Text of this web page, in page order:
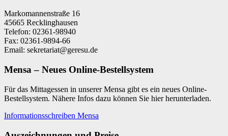
Markomannenstraße 16
45665 Recklinghausen
Telefon: 02361-98940
Fax: 02361-9894-66
Email: sekretariat@geresu.de
Mensa – Neues Online-Bestellsystem
Für das Mittagessen in unserer Mensa gibt es ein neues Online-
Bestellsystem. Nähere Infos dazu können Sie hier herunterladen.
Informationsschreiben Mensa